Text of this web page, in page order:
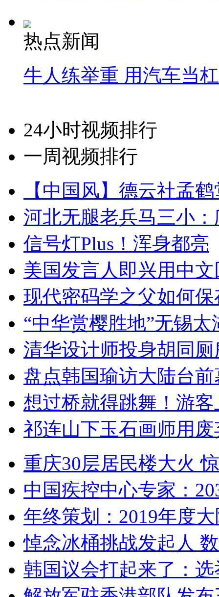
热点新闻
牛人练举重 用汽车当
24小时视频排行
一周视频排行
【中国风】德云社孟
河北无腿老兵马三小
信号灯Plus！浑身都亮
美国发言人即兴用中
现代密码学之父如何
“中华赏樱胜地”无锡
清华设计师投身胡同
盘点韩国瑜访大陆台
想过桥就得跳舞！游客
祁连山下玉石画师用
重庆30层居民楼大火
中国疾控中心专家：
年终策划：2019年度
悼念冰桶挑战发起人
韩国议会打起来了：